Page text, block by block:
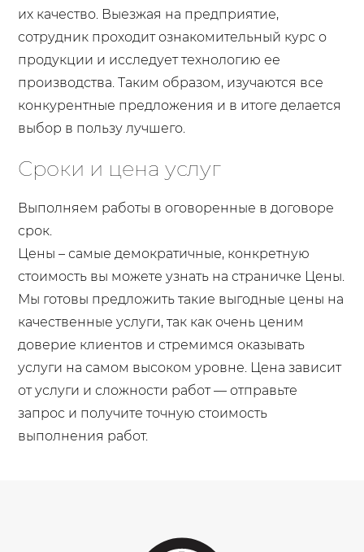
их качество. Выезжая на предприятие,
сотрудник проходит ознакомительный курс о
продукции и исследует технологию ее
производства. Таким образом, изучаются все
конкурентные предложения и в итоге делается
выбор в пользу лучшего.
Сроки и цена услуг
Выполняем работы в оговоренные в договоре
срок.
Цены – самые демократичные, конкретную
стоимость вы можете узнать на страничке Цены.
Мы готовы предложить такие выгодные цены на
качественные услуги, так как очень ценим
доверие клиентов и стремимся оказывать
услуги на самом высоком уровне. Цена зависит
от услуги и сложности работ — отправьте
запрос и получите точную стоимость
выполнения работ.